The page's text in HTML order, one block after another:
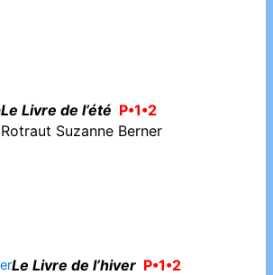
Le Livre de l’été P•1•2
Rotraut Suzanne Berner
Le Livre de l’hiver P•1•2